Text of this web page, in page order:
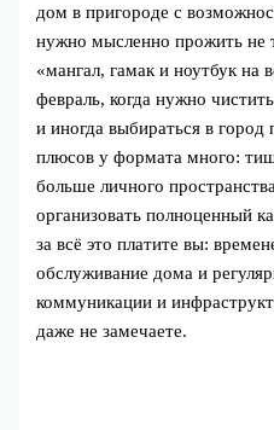
дом в пригороде с
нужно мысленно прожить не
«мангал, гамак и ноутбук на
февраль, когда нужно
и иногда выбираться в
плюсов у формата много:
больше личного
организовать полноценный
за всё это платите вы:
обслуживание дома и
коммуникации и
даже не замечаете.